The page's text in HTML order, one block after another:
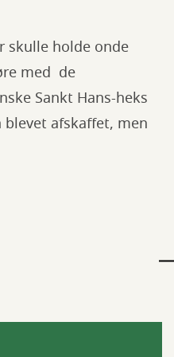
skulle holde onde
med de
Sankt Hans-heks
blevet afskaffet, men